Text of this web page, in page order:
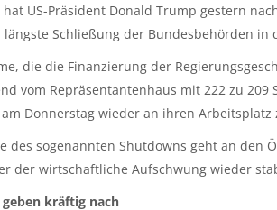
US-Präsident Donald Trump gestern
längste Schließung der Bundesbehörden in
die die Finanzierung der
vom Repräsentantenhaus mit 222 zu
Donnerstag wieder an ihren Arbeitsplatz
des sogenannten Shutdowns geht an den
der wirtschaftliche Aufschwung wieder
kräftig nach